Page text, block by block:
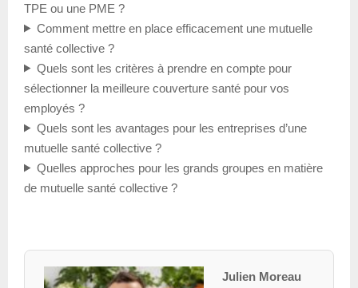
TPE ou une PME ?
Comment mettre en place efficacement une mutuelle
santé collective ?
Quels sont les critères à prendre en compte pour
sélectionner la meilleure couverture santé pour vos
employés ?
Quels sont les avantages pour les entreprises d’une
mutuelle santé collective ?
Quelles approches pour les grands groupes en matière
de mutuelle santé collective ?
Julien Moreau